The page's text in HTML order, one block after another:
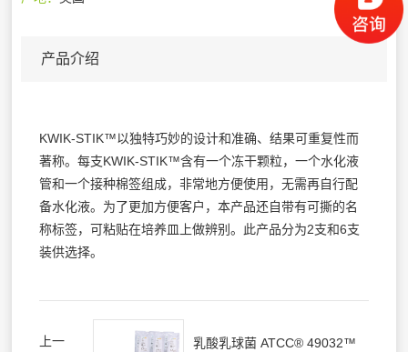
产品介绍
KWIK-STIK™以独特巧妙的设计和准确、结果可重复性而
著称。每支KWIK-STIK™含有一个冻干颗粒，一个水化液
管和一个接种棉签组成，非常地方便使用，无需再自行配
备水化液。为了更加方便客户，本产品还自带有可撕的名
称标签，可粘贴在培养皿上做辨别。此产品分为2支和6支
装供选择。
上一
乳酸乳球菌 ATCC® 49032™